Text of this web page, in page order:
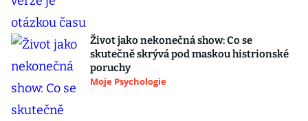
Život jako nekonečná show: Co se
skutečně skrývá pod maskou histrionské
poruchy
Moje Psychologie